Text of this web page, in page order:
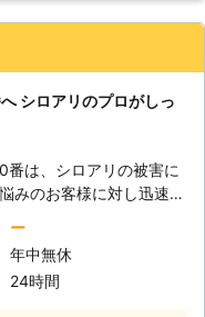
かに安全に処
生省
虫剤散布基準量に基き行
】 高所作業車オペレー
団体】 日本
学会員／都市有害生物管
化財虫菌害研究所会員
シロアリのプロがしっ
番は、シロアリの被害に
みのお客様に対し迅速な
いただいております。
匹でもいたら3万匹はい
います。もしも家の中や
ロアリを見かけた際は被
ー
年中無休
24時間